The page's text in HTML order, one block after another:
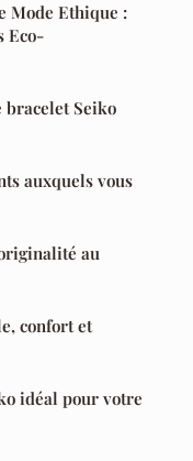
Mode Ethique :
Eco-
bracelet Seiko
auxquels vous
au
confort et
idéal pour votre